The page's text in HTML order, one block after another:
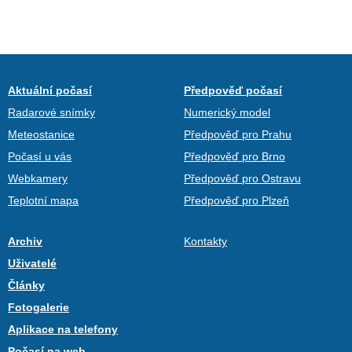
Aktuální počasí
Radarové snímky
Meteostanice
Počasí u vás
Webkamery
Teplotní mapa
Předpověď počasí
Numerický model
Předpověď pro Prahu
Předpověď pro Brno
Předpověď pro Ostravu
Předpověď pro Plzeň
Archiv
Uživatelé
Články
Fotogalerie
Aplikace na telefony
Kontakty